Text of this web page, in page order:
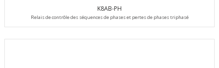
K8AB-PH
Relais de contrôle des séquences de phases et pertes de phases triphasé